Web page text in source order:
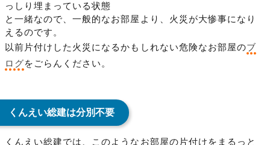
っしり埋まっている状態
と一緒なので、一般的なお部屋より、火災が大惨事になり
えるのです。
以前片付けした火災になるかもしれない危険なお部屋のブ
ログをごらんください。
くんえい総建は分別不要
くんえい総建では、このようなお部屋の片付けをまるっと